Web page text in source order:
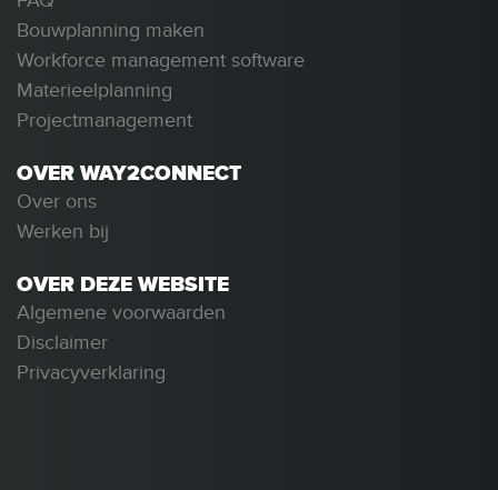
Bouwplanning maken
Workforce management software
Materieelplanning
Projectmanagement
OVER WAY2CONNECT
Over ons
Werken bij
OVER DEZE WEBSITE
Algemene voorwaarden
Disclaimer
Privacyverklaring